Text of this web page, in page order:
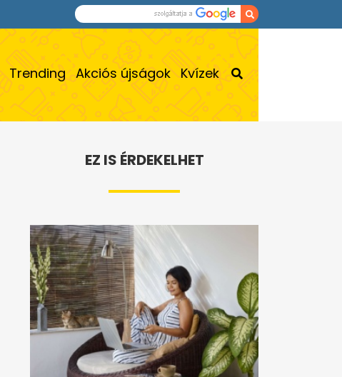
Trending Akciós újságok Kvízek
EZ IS ÉRDEKELHET